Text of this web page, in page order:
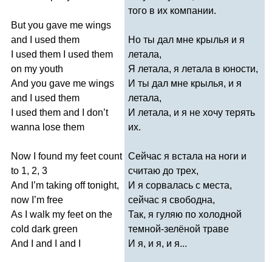
But you gave me wings
and
used them
used them used them
on my youth
And you gave me wings
and
used them
used them and don’t
wanna lose them
Now found my feet count
to 1, 2, 3
And
’m taking off tonight,
now ’m free
As
walk my feet on the
cold dark green
And
and and
того в их компании.
Но ты дал мне крылья и я
летала,
Я летала, я летала в юности,
И ты дал мне крылья, и я
летала,
И летала, и я не хочу терять
их.
Сейчас я встала на ноги и
считаю до трех,
И я сорвалась с места,
сейчас я свободна,
Так, я гуляю по холодной
темной-зелёной траве
И я, и я, и я...